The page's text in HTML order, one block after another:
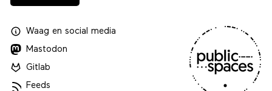
Waagen social media
Mastodon
Gitlab
Feeds